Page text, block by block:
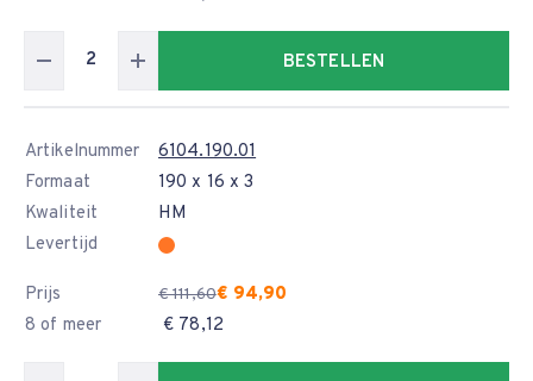
BESTELLEN
Artikelnummer
6104.190.01
Formaat
190 x 16 x 3
Kwaliteit
HM
Levertijd
Prijs € 111,60€ 94,90
8 of meer
€ 78,12